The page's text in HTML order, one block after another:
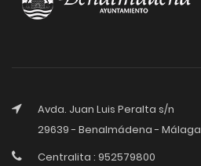
Avda. Juan Luis Peralta s/n
29639 - Benalmádena - Málaga
Centralita : 952579800